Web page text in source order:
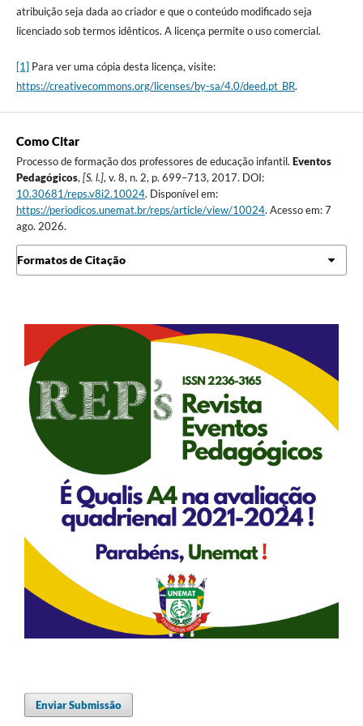
atribuição seja dada ao criador e que o conteúdo modificado seja
licenciado sob termos idênticos. A licença permite o uso comercial.
[1] Para ver uma cópia desta licença, visite:
https://creativecommons.org/licenses/by-sa/4.0/deed.pt_BR.
Como Citar
Processo de formação dos professores de educação infantil. Eventos
Pedagógicos,[S. l.], v. 8, n. 2, p. 699–713, 2017. DOI:
10.30681/reps.v8i2.10024. Disponível em:
https://periodicos.unemat.br/reps/article/view/10024. Acesso em: 7
ago. 2026.
Formatos de Citação
Enviar Submissão